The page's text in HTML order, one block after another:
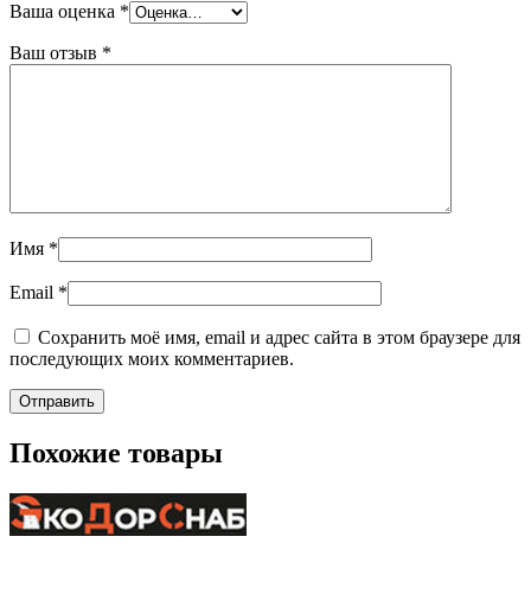
Ваша оценка *
Ваш отзыв *
Имя *
Email *
Сохранить моё имя, email и адрес сайта в этом браузере для
последующих моих комментариев.
Похожие товары